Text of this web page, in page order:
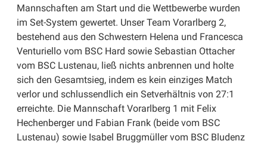
Mannschaften am Start und die Wettbewerbe wurden
im Set-System gewertet. Unser Team Vorarlberg 2,
bestehend aus den Schwestern Helena und Francesca
Venturiello vom BSC Hard sowie Sebastian Ottacher
vom BSC Lustenau, ließ nichts anbrennen und holte
sich den Gesamtsieg, indem es kein einziges Match
verlor und schlussendlich ein Setverhältnis von 27:1
erreichte. Die Mannschaft Vorarlberg 1 mit Felix
Hechenberger und Fabian Frank (beide vom BSC
Lustenau) sowie Isabel Bruggmüller vom BSC Bludenz